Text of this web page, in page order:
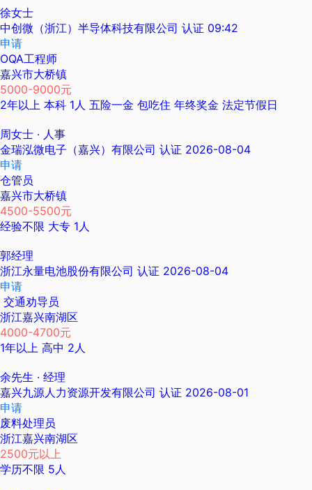
徐女士
中创微（浙江）半导体科技有限公司 认证 09:42
申请
OQA工程师
嘉兴市大桥镇
5000-9000元
2年以上 本科 1人 五险一金 包吃住 年终奖金 法定节假日
周女士 · 人事
金瑞泓微电子（嘉兴）有限公司 认证 2026-08-04
申请
仓管员
嘉兴市大桥镇
4500-5500元
经验不限 大专 1人
郭经理
浙江永量电池股份有限公司 认证 2026-08-04
申请
交通劝导员
浙江嘉兴南湖区
4000-4700元
1年以上 高中 2人
余先生 · 经理
嘉兴九源人力资源开发有限公司 认证 2026-08-01
申请
废料处理员
浙江嘉兴南湖区
2500元以上
学历不限 5人